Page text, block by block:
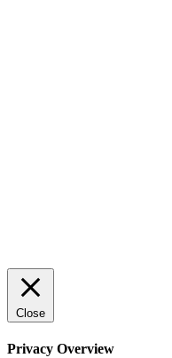
© 2025 StartUp
Close
Privacy Overview